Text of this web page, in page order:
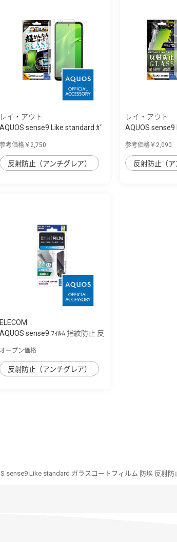
レイ・アウト
AQUOS sense9 Like standard ｶﾞ
参考価格￥2,750
反射防止（アンチグレア）
レイ・アウト
AQUOS sense9
参考価格￥2,090
反射防止（ア
ELECOM
AQUOS sense9 ﾌｨﾙﾑ 指紋防止 反
オープン価格
反射防止（アンチグレア）
sense9 Like standard ガラスコートフィルム 防埃 反射